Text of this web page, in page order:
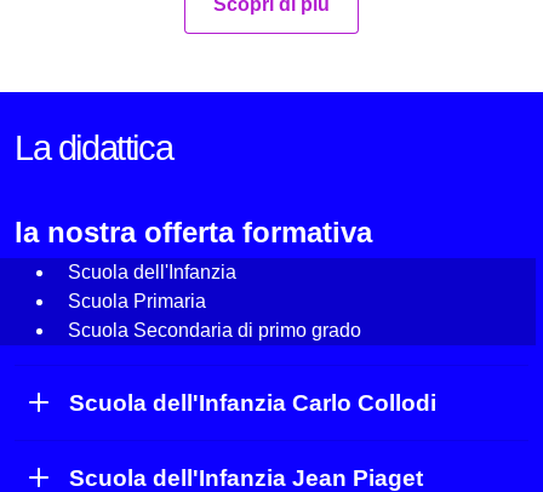
Scopri di più
La didattica
la nostra offerta formativa
Scuola dell'Infanzia
Scuola Primaria
Scuola Secondaria di primo grado
Scuola dell'Infanzia Carlo Collodi
Scuola dell'Infanzia Jean Piaget